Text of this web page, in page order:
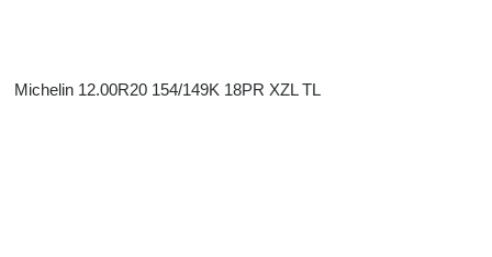
Michelin 12.00R20 154/149K 18PR XZL TL